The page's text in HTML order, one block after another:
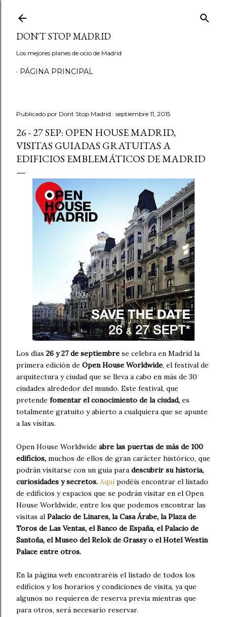
DON'T STOP MADRID
Los mejores planes de ocio de Madrid
PÁGINA PRINCIPAL
Publicado por Dont Stop Madrid septiembre 11, 2015
26 - 27 SEP: OPEN HOUSE MADRID,
VISITAS GUIADAS GRATUITAS A
EDIFICIOS EMBLEMÁTICOS DE MADRID
Los días 26 y 27 de septiembre se celebra en Madrid la
primera edición de Open House Worldwide, el festival de
arquitectura y ciudad que se lleva a cabo en más de 30
ciudades alrededor del mundo. Este festival, que
pretende fomentar el conocimiento de la ciudad, es
totalmente gratuito y abierto a cualquiera que se apunte
a las visitas.
Open House Worldwide abre las puertas de más de 100
edificios, muchos de ellos de gran carácter histórico, que
podrán visitarse con un guía para descubrir su historia,
curiosidades y secretos. Aquí podéis encontrar el listado
de edificios y espacios que se podrán visitar en el Open
House Worldwide, entre los que podemos encontrar las
visitas al Palacio de Linares, la Casa Árabe, la Plaza de
Toros de Las Ventas, el Banco de España, el Palacio de
Santoña, el Museo del Relok de Grassy o el Hotel Westin
Palace entre otros.
En la página web encontraréis el listado de todos los
edificios y los horarios y condiciones de visita, ya que
algunos no requieren de reserva previa mientras que
para otros, será necesario reservar.